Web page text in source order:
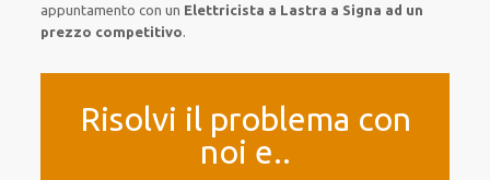
appuntamento con un Elettricista a Lastra a Signa ad un
prezzo competitivo.
Risolvi il problema con
noi e..